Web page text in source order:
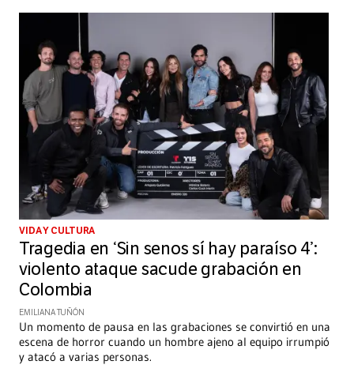
VIDA Y CULTURA
Tragedia en ‘Sin senos sí hay paraíso 4’:
violento ataque sacude grabación en
Colombia
EMILIANA TUÑÓN
Un momento de pausa en las grabaciones se convirtió en una
escena de horror cuando un hombre ajeno al equipo irrumpió
y atacó a varias personas.